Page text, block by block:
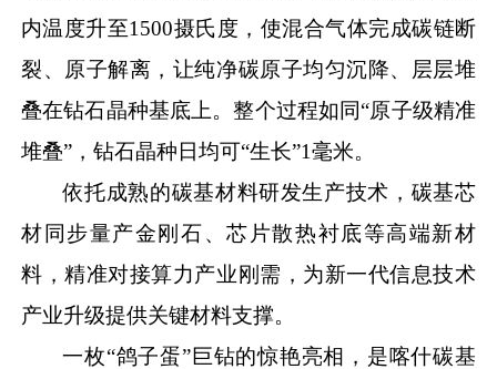
内温度升至1500摄氏度，使混合气体完成碳链断
裂、原子解离，让纯净碳原子均匀沉降、层层堆
叠在钻石晶种基底上。整个过程如同“原子级精准
堆叠”，钻石晶种日均可“生长”1毫米。
依托成熟的碳基材料研发生产技术，碳基芯
材同步量产金刚石、芯片散热衬底等高端新材
料，精准对接算力产业刚需，为新一代信息技术
产业升级提供关键材料支撑。
一枚“鸽子蛋”巨钻的惊艳亮相，是喀什碳基